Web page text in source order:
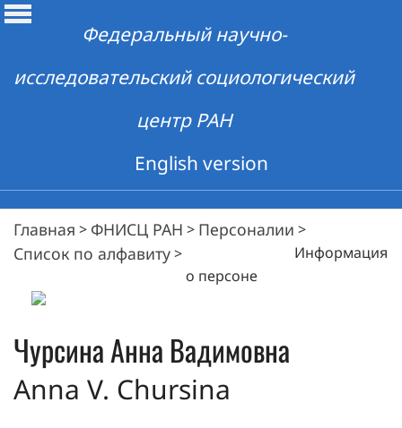
Федеральный научно-
исследовательский социологический
центр РАН
English version
Главная > ФНИСЦ РАН > Персоналии >
Список по алфавиту>
Информация
о персоне
ЧурсинаАнна Вадимовна
Anna V. Chursina